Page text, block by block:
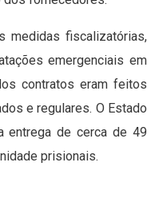
medidas fiscalizatórias,
emergenciais em
contratos eram feitos
e regulares. O Estado
entrega de cerca de 49
prisionais.